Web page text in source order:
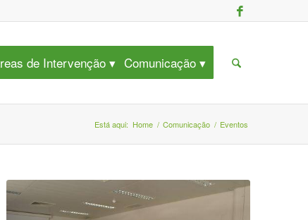
de Intervenção Comunicação
Está aqui: Home / Comunicação / Eventos